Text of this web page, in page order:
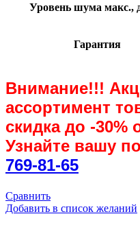
Уровень шума макс.,
Гарантия
Внимание!!!
ассортимент
скидка до -30%
Узнайте вашу
769-81-65
Сравнить
Добавить в список желаний